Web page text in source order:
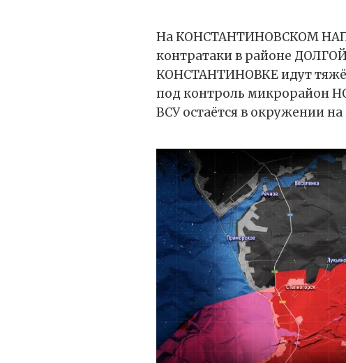
На КОНСТАНТИНОВСКОМ
контратаки в районе
КОНСТАНТИНОВКЕ идут
под контроль микрорайон
ВСУ остаётся в окружении